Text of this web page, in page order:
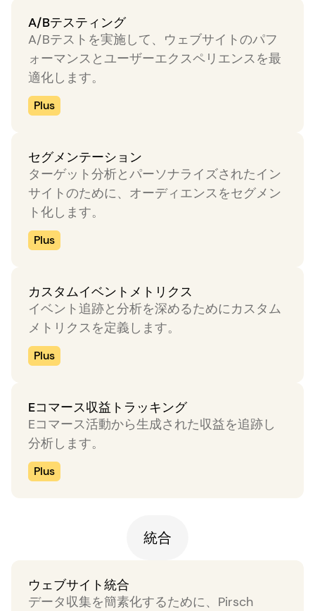
A/Bテスティング
A/Bテストを実施して、ウェブサイトのパフ
ォーマンスとユーザーエクスペリエンスを最
適化します。
Plus
セグメンテーション
ターゲット分析とパーソナライズされたイン
サイトのために、オーディエンスをセグメン
ト化します。
Plus
カスタムイベントメトリクス
イベント追跡と分析を深めるためにカスタム
メトリクスを定義します。
Plus
Eコマース収益トラッキング
Eコマース活動から生成された収益を追跡し
分析します。
Plus
統合
ウェブサイト統合
データ収集を簡素化するために、Pirsch